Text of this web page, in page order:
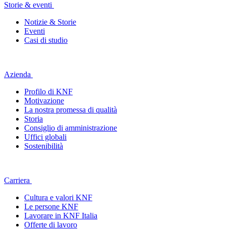
Storie & eventi
Notizie & Storie
Eventi
Casi di studio
Azienda
Profilo di KNF
Motivazione
La nostra promessa di qualità
Storia
Consiglio di amministrazione
Uffici globali
Sostenibilità
Carriera
Cultura e valori KNF
Le persone KNF
Lavorare in KNF Italia
Offerte di lavoro